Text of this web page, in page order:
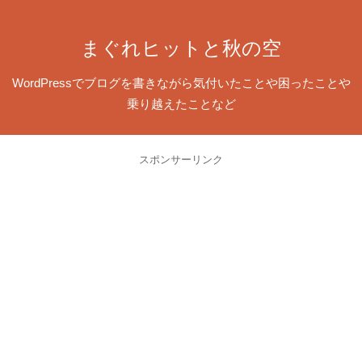
まぐれヒットと秋の空
WordPressでブログを書きながら気付いたことや困ったことや
乗り越えたことなど
スポンサーリンク